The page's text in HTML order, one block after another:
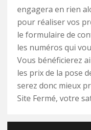
engagera en rien
pour réaliser vos
le formulaire de
les numéros qui
Vous bénéficierez
les prix de la pose
serez donc mieux
Site Fermé, votre